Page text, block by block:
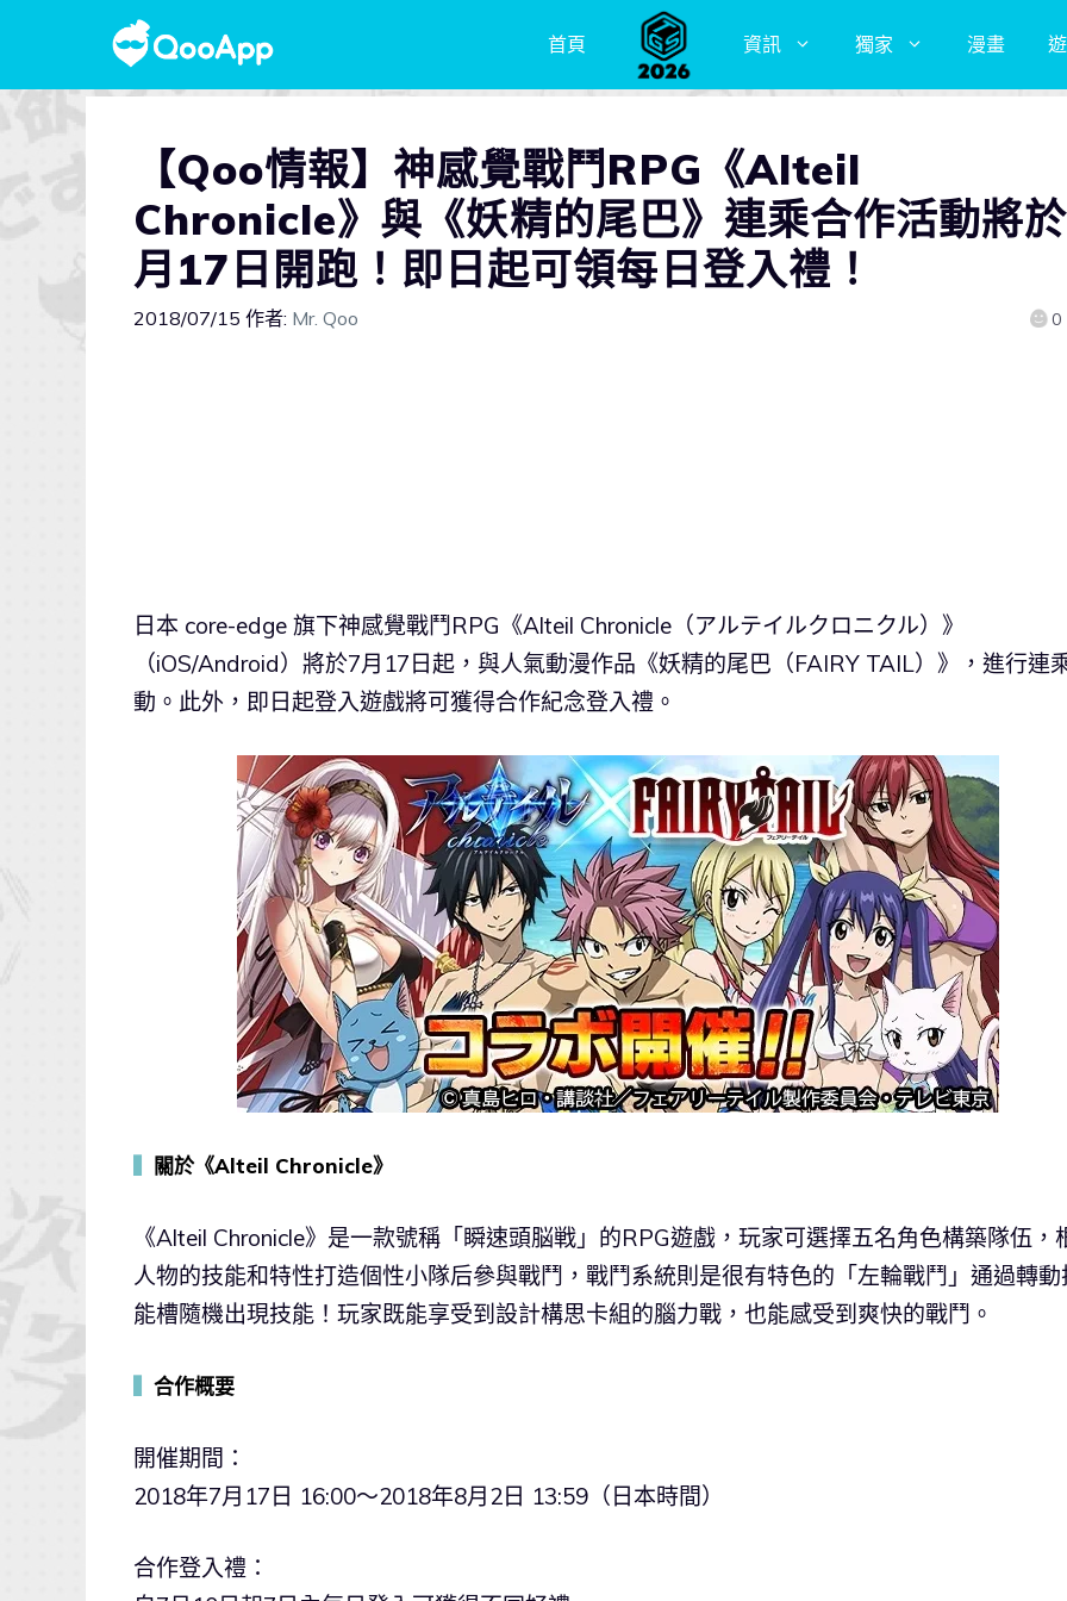
首頁 資訊 獨家 漫畫
【Qoo情報】神感覺戰鬥RPG《Alteil
Chronicle》與《妖精的尾巴》連乘合作活動將
月17日開跑！即日起可領每日登入禮！
2018/07/15 作者: Mr. Qoo 0
日本 core-edge 旗下神感覺戰鬥RPG《Alteil Chronicle（アルテイルクロニクル）》
（iOS/Android）將於7月17日起，與人氣動漫作品《妖精的尾巴（FAIRY TAIL）》，進行連
動。此外，即日起登入遊戲將可獲得合作紀念登入禮。
關於《Alteil Chronicle》
《Alteil Chronicle》是一款號稱「瞬速頭脳戦」的RPG遊戲，玩家可選擇五名角色構築隊伍，
人物的技能和特性打造個性小隊后參與戰鬥，戰鬥系統則是很有特色的「左輪戰鬥」通過轉動
能槽隨機出現技能！玩家既能享受到設計構思卡組的腦力戰，也能感受到爽快的戰鬥。
合作概要
開催期間：
2018年7月17日 16:00～2018年8月2日 13:59（日本時間）
合作登入禮：